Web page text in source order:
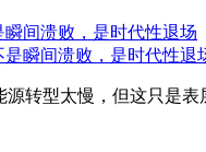
间溃败，是时代性退场
转型太慢，但这只是